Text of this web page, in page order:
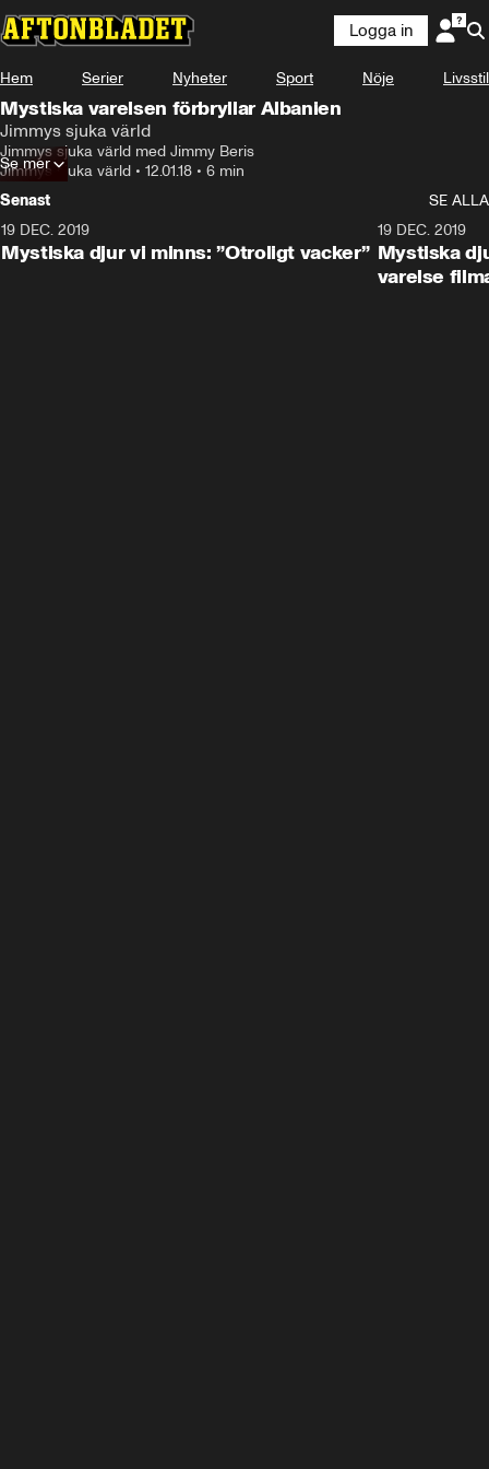
Logga in
Hem Serier Nyheter Sport Nöje Livsstil
Mystiska varelsen förbryllar Albanien
Jimmys sjuka värld
Jimmys sjuka värld med Jimmy Beris
Jimmys sjuka värld • 12.01.18 • 6 min
Se mer
Senast
SE ALLA
19 DEC. 2019
Mystiska djur vi minns: ”Otroligt vacker”
19 DEC. 2019
Mystiska
varelse